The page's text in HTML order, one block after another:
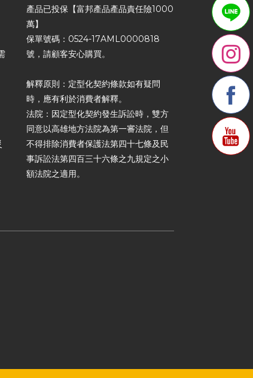
產品已投保【富邦產品產品責任險1000
萬】
保單號碼：0524-17AML0000818
號，請顧客安心購買。
解釋原則：定型化契約條款如有疑問
時，應有利於消費者解釋。
法院：因定型化契約發生訴訟時，雙方
同意以高雄地方法院為第一審法院，但
不得排除消費者保護法第四十七條及民
事訴訟法第四百三十六條之九規定之小
額法院之適用。